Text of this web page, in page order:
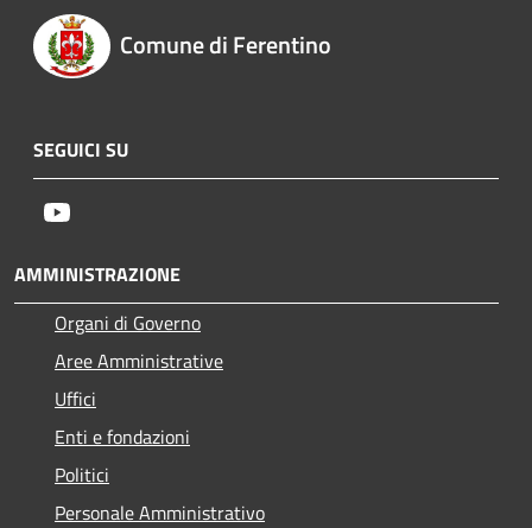
Comune di Ferentino
SEGUICI SU
AMMINISTRAZIONE
Organi di Governo
Aree Amministrative
Uffici
Enti e fondazioni
Politici
Personale Amministrativo